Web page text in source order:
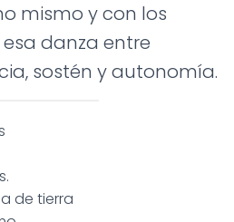
mismo y con los
danza entre
sostén y autonomía.
de tierra